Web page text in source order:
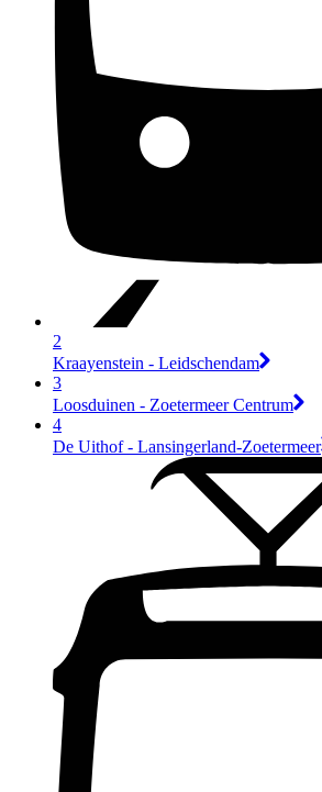
2
Kraayenstein - Leidschendam
3
Loosduinen - Zoetermeer Centrum
4
De Uithof - Lansingerland-Zoetermeer